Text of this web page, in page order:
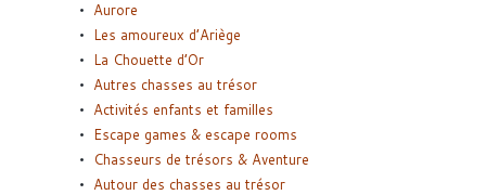
Aurore
Les amoureux d’Ariège
La Chouette d’Or
Autres chasses au trésor
Activités enfants et familles
Escape games & escape rooms
Chasseurs de trésors & Aventure
Autour des chasses au trésor